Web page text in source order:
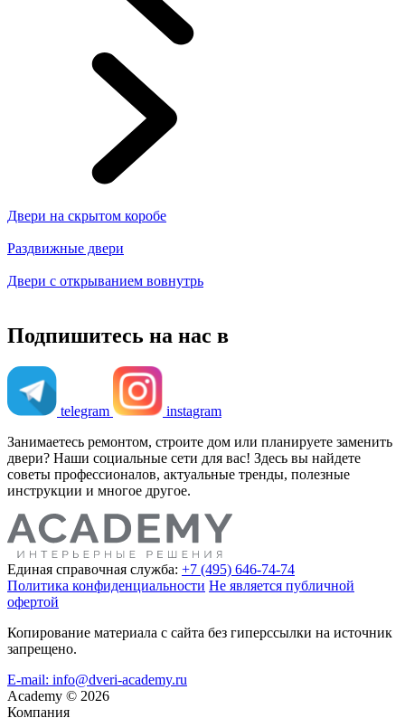
Двери на скрытом коробе
Раздвижные двери
Двери с открыванием вовнутрь
Подпишитесь на нас в
telegram
instagram
Занимаетесь ремонтом, строите дом или планируете заменить
двери? Наши социальные сети для вас! Здесь вы найдете
советы профессионалов, актуальные тренды, полезные
инструкции и многое другое.
Единая справочная служба: +7 (495) 646-74-74
Политика конфиденциальности Не является публичной
офертой
Копирование материала с сайта без гиперссылки на источник
запрещено.
E-mail: info@dveri-academy.ru
Academy © 2026
Компания